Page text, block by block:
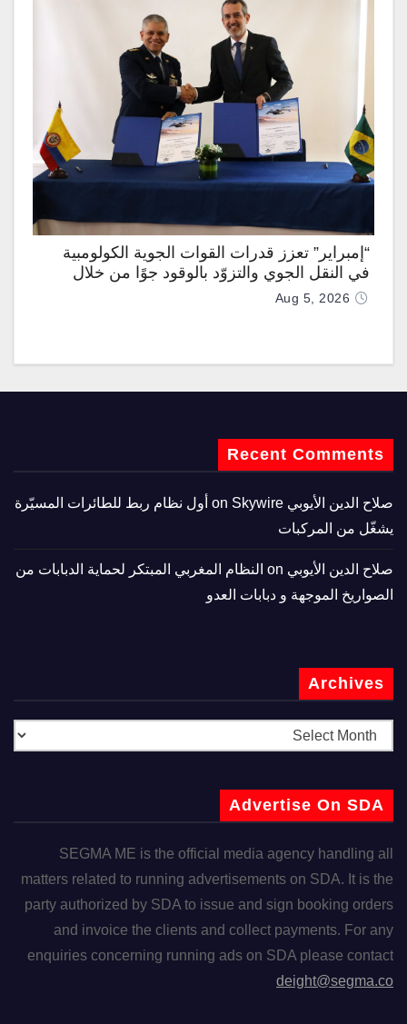
“إمبراير” تعزز قدرات القوات الجوية الكولومبية
في النقل الجوي والتزوّد بالوقود جوًا من خلال
تزويدها بطائرتي “كيه سي-390 ميلينيوم”
Aug 5, 2026
Recent Comments
صلاح الدين الأيوبي
Skywire أول نظام ربط للطائرات المسيّرة
يشغّل من المركبات
صلاح الدين الأيوبي
النظام المغربي المبتكر لحماية الدبابات من
الصواريخ الموجهة و دبابات العدو
Archives
Advertise On SDA
SEGMA ME is the official media agency handling all
matters related to running advertisements on SDA. It is the
party authorized by SDA to issue and sign booking orders
and invoice the clients and collect payments. For any
enquiries concerning running ads on SDA please contact
deight@segma.co